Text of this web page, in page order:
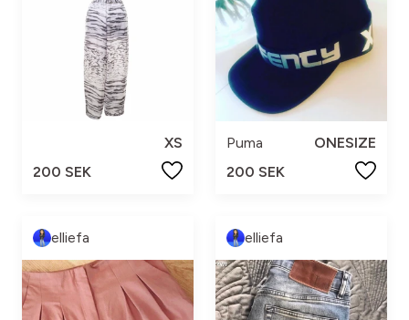
XS
200 SEK
Puma
ONESIZE
200 SEK
elliefa elliefa